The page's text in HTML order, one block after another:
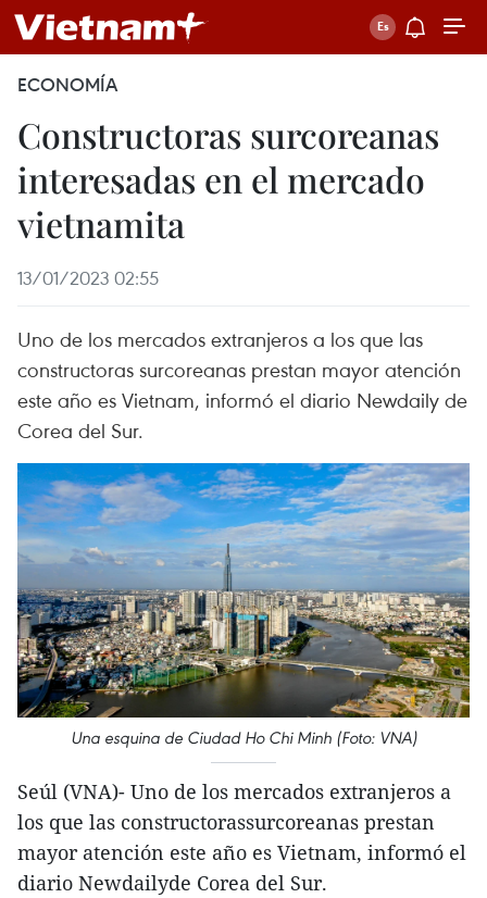
ECONOMÍA
Constructoras surcoreanas
interesadas en el mercado
vietnamita
13/01/2023 02:55
Uno de los mercados extranjeros a los que las
constructoras surcoreanas prestan mayor atención
este año es Vietnam, informó el diario Newdaily de
Corea del Sur.
Una esquina de Ciudad Ho Chi Minh (Foto: VNA)
Seúl (VNA)- Uno de los mercados extranjeros a
los que las constructorassurcoreanas prestan
mayor atención este año es Vietnam, informó el
diario Newdailyde Corea del Sur.